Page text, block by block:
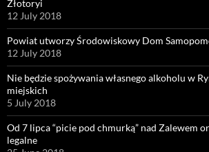
Złotoryi
12 July 2018
Powiat utworzy Środowiskowy Dom
12 July 2018
Nie będzie spożywania własnego alkoholu w
miejskich
5 July 2018
Od 7 lipca “picie pod chmurką” nad Zalewem
legalne